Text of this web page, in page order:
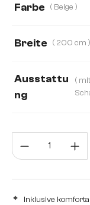
Farbe ( Beige )
Breite ( 200 cm )
120 cm
Ausstattu
ng
( mit Bonellfederkernmatratze H2 und
mit
Inklusive